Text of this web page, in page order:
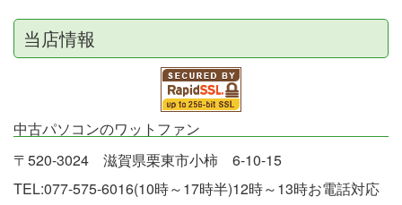
当店情報
中古パソコンのワットファン
〒520-3024 滋賀県栗東市小柿 6-10-15
TEL:077-575-6016(10時～17時半)12時～13時お電話対応